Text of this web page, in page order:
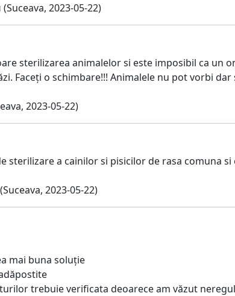
(Suceava, 2023-05-22)
sterilizarea animalelor si este imposibil ca un
Faceți o schimbare!!! Animalele nu pot vorbi
2023-05-22)
sterilizare a cainilor si pisicilor de rasa comuna
(Suceava, 2023-05-22)
mai buna soluție
trebuie verificata deoarece am văzut